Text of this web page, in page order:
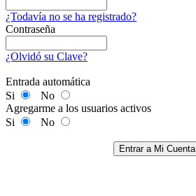
¿Todavía no se ha registrado?
Contraseña
¿Olvidó su Clave?
Entrada automática
Si
No
Agregarme a los usuarios activos
Si
No
Entrar a Mi Cuenta